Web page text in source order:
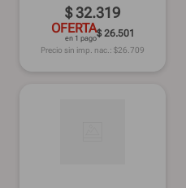
$32.319
OFERTA
en 1 pago$ 26.501
Precio sin imp. nac.: $26.709